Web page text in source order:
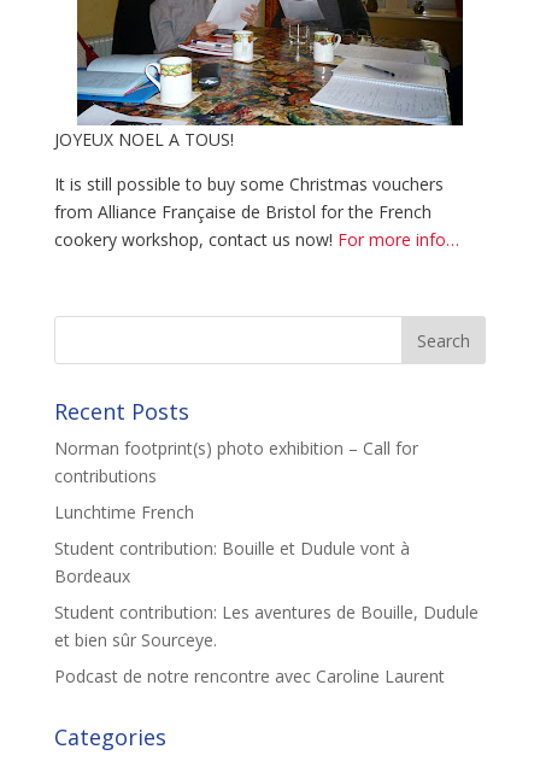
JOYEUX NOEL A TOUS!
It is still possible to buy some Christmas vouchers
from Alliance Française de Bristol for the French
cookery workshop, contact us now! For more info…
Recent Posts
Norman footprint(s) photo exhibition – Call for
contributions
Lunchtime French
Student contribution: Bouille et Dudule vont à
Bordeaux
Student contribution: Les aventures de Bouille, Dudule
et bien sûr Sourceye.
Podcast de notre rencontre avec Caroline Laurent
Categories